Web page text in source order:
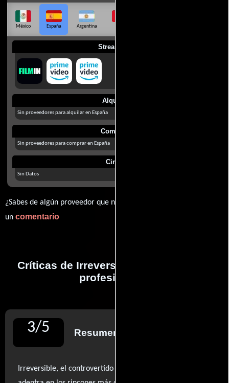
México España Argentina
Streaming
Alquilar
Sin proveedores para alquilar en España
Comprar
Sin proveedores para comprar en España
Cines
Sin Datos
¿Sabes de algún proveedor que no estamos mostrando? déjanos
un comentario
Críticas de Irreversible realizadas por
profesionales
3/5 Resumen de reseñas
Irreversible, el controvertido film de Gaspar Noé, se